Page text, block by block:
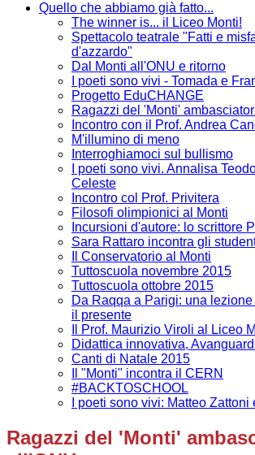
Quello che abbiamo già fatto...
The winner is... il Liceo Monti!
Spettacolo teatrale "Fatti e
d'azzardo"
Dal Monti all'ONU e ritorno
I poeti sono vivi - Tomada e
Progetto EduCHANGE
Ragazzi del 'Monti'
Incontro con il Prof. Andrea
M'illumino di meno
Interroghiamoci sul bullismo
I poeti sono vivi. Annalisa
Celeste
Incontro col Prof. Privitera
Filosofi olimpionici al Monti
Incursioni d'autore: lo scrittore
Sara Rattaro incontra gli
Il Conservatorio al Monti
Tuttoscuola novembre 2015
Tuttoscuola ottobre 2015
Da Raqqa a Parigi: una
il presente
Il Prof. Maurizio Viroli al Liceo
Didattica innovativa,
Canti di Natale 2015
Il "Monti" incontra il CERN
#BACKTOSCHOOL
I poeti sono vivi: Matteo
Ragazzi del 'Monti'